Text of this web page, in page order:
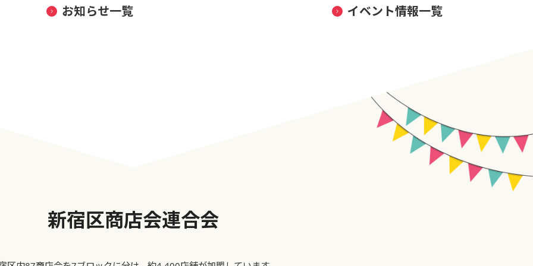
お知らせ一覧 イベント情報一覧
新宿区商店会連合会